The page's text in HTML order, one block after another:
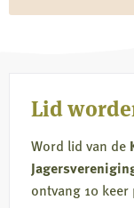
op
op
op
Lid
Word lid van de
ontvang 10